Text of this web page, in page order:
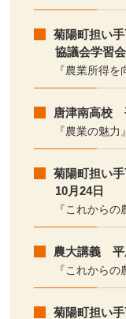
菊陽町担い
協議会学習
『農業所得
唐津南高校
『農業の魅力
菊陽町担い
10月24日
『これから
農大講義 平
『これから
菊陽町担い